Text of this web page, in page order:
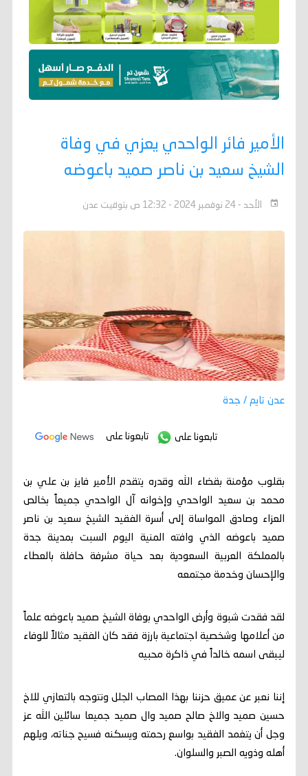
الأمير فائر الواحدي يعزي في وفاة
الشيخ سعيد بن ناصر صميد باعوضه
الأحد - 24 نوفمبر 2024 - 12:32 ص بتوقيت عدن
عدن تايم / جدة
تابعونا على تابعونا على
بقلوب مؤمنة بقضاء الله وقدره يتقدم الأمير فايز بن علي بن
محمد بن سعيد الواحدي وإخوانه آل الواحدي جميعاً بخالص
العزاء وصادق المواساة إلى أسرة الفقيد الشيخ سعيد بن ناصر
صميد باعوضه الذي وافته المنية اليوم السبت بمدينة جدة
بالمملكة العربية السعودية بعد حياة مشرفة حافلة بالعطاء
والإحسان وخدمة مجتمعه
لقد فقدت شبوة وأرض الواحدي بوفاة الشيخ صميد باعوضه علماً
من أعلامها وشخصية اجتماعية بارزة فقد كان الفقيد مثالاً للوفاء
ليبقى اسمه خالداً في ذاكرة محبيه
إننا نعبر عن عميق حزننا بهذا المصاب الجلل ونتوجه بالتعازي للاخ
حسين صميد والاخ صالح صميد وال صميد جميعا سائلين الله عز
وجل أن يتغمد الفقيد بواسع رحمته ويسكنه فسيح جناته، ويلهم
أهله وذويه الصبر والسلوان.